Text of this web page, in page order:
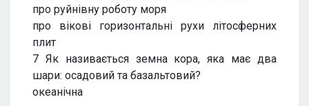
про руйнівну роботу моря
про вікові горизонтальні рухи літосферних
плит
7 Як називається земна кора, яка має два
шари: осадовий та базальтовий?
океанічна